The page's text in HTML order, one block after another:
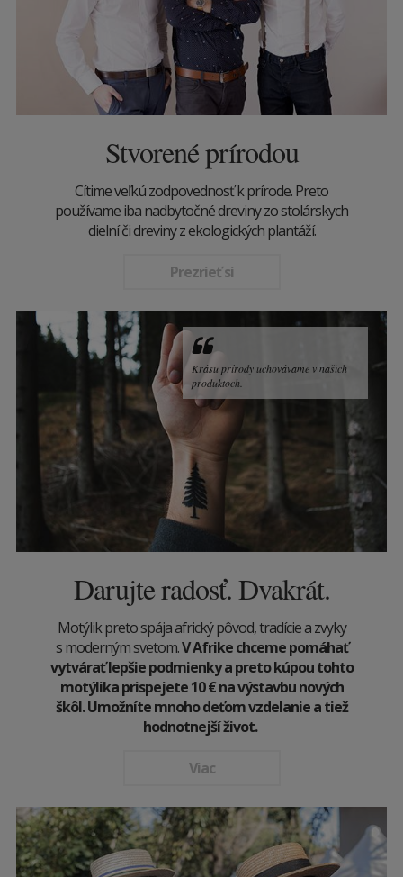
Stvorené prírodou
Cítime veľkú zodpovednosť k prírode. Preto
používame iba nadbytočné dreviny zo stolárskych
dielní či dreviny z ekologických plantáží.
Prezrieť si
Krásu prírody uchovávame v našich
produktoch.
Darujte radosť. Dvakrát.
Motýlik preto spája africký pôvod, tradície a zvyky
s moderným svetom.V Afrike chceme pomáhať
vytvárať lepšie podmienky a preto kúpou tohto
motýlika prispejete 10€na výstavbu nových
škôl. Umožníte mnoho deťom vzdelanie a tiež
hodnotnejší život.
Viac